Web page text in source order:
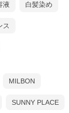
液 白髪染め
ス
MILBON
SUNNY PLACE